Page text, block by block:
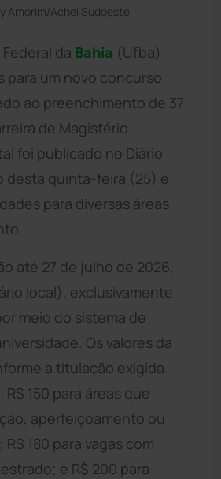
Amorim/Achei Sudoeste
da Bahia (Ufba)
para um novo concurso
ao preenchimento de 37
de Magistério
foi publicado no Diário
desta quinta-feira (25) e
para diversas áreas
até 27 de julho de 2026,
local), exclusivamente
meio do sistema de
Os valores da
a titulação exigida
R$ 150 para áreas que
aperfeiçoamento ou
180 para vagas com
e R$ 200 para